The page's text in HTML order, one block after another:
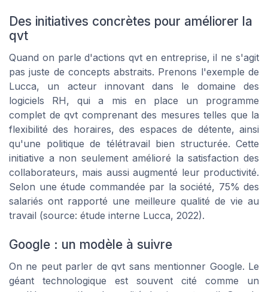
Des initiatives concrètes pour améliorer la
qvt
Quand on parle d'actions qvt en entreprise, il ne s'agit
pas juste de concepts abstraits. Prenons l'exemple de
Lucca, un acteur innovant dans le domaine des
logiciels RH, qui a mis en place un programme
complet de qvt comprenant des mesures telles que la
flexibilité des horaires, des espaces de détente, ainsi
qu'une politique de télétravail bien structurée. Cette
initiative a non seulement amélioré la satisfaction des
collaborateurs, mais aussi augmenté leur productivité.
Selon une étude commandée par la société, 75% des
salariés ont rapporté une meilleure qualité de vie au
travail (source: étude interne Lucca, 2022).
Google : un modèle à suivre
On ne peut parler de qvt sans mentionner Google. Le
géant technologique est souvent cité comme un